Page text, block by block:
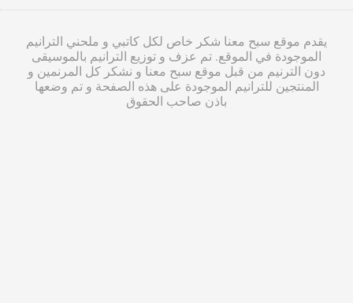
يقدم موقع سبح معنا شكر خاص لكل كاتبي و ملحني الترانيم
الموجودة في الموقع. تم عزف و توزيع الترانيم بالموسيقى
دون الترنيم من قبل موقع سبح معنا و نشكر كل المرنمين و
المنتجين للترانيم الموجودة على هذه الصفحة و تم وضعها
باذن صاحب الحقوق